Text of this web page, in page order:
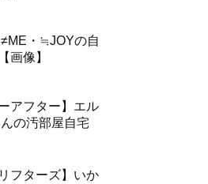
・≒JOYの自
画像】
アフター】エル
の汚部屋自宅
フターズ】いか